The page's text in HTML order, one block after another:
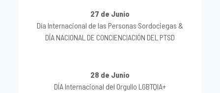
27 de Junio
Día Internacional de las Personas Sordociegas &
DÍA NACIONAL DE CONCIENCIACIÓN DEL PTSD
28 de Junio
DÍA Internacional del Orgullo LGBTQIA+